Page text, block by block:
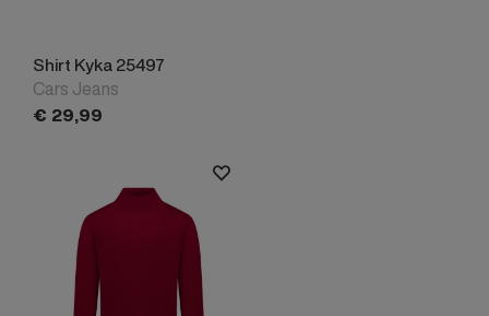
Shirt Kyka 25497
Cars Jeans
€ 29,99